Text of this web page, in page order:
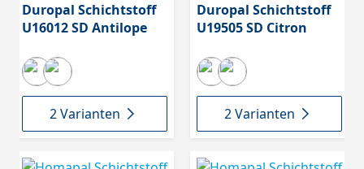
Duropal Schichtstoff
U16012 SD Antilope
2 Varianten
Duropal Schichtstoff
U19505 SD Citron
2 Varianten